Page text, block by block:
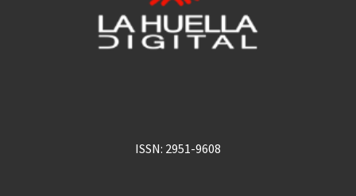
ISSN: 2951-9608